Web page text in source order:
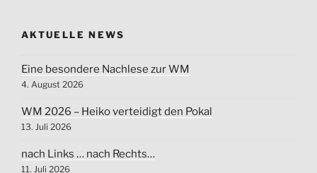
AKTUELLE NEWS
Eine besondere Nachlese zur WM
4. August 2026
WM 2026 – Heiko verteidigt den Pokal
13. Juli 2026
nach Links … nach Rechts…
11. Juli 2026